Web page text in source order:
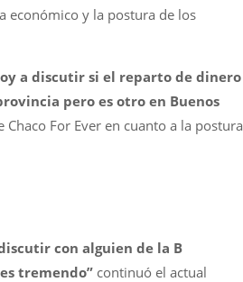
económico y la postura de los
a discutir si el reparto de dinero
pero es otro en Buenos
Chaco For Ever en cuanto a la postura
con alguien de la B
tremendo” continuó el actual